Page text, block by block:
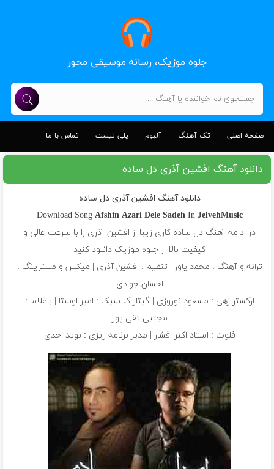
جلوه موزیک، رسانه موسیقی محور
صفحه اصلی تک آهنگ آلبوم پلی لیست تماس با ما
دانلود آهنگ افشین آذری دل ساده
دانلود آهنگ افشین آذری دل ساده
Download Song Afshin Azari Dele SadehIn JelvehMusic
در ادامه آهنگ دل ساده کاری زیبا از افشین آذری را با سرعت عالی و
کیفیت بالا از جلوه موزیک دانلود کنید
ترانه و آهنگ : محمد یاور | تنظیم : افشین آذری | میکس و مسترینگ :
احسان جوادی
ارکستر زهی : مسعود نوروزی | گیتار کلاسیک : امیر اوستا | باغلاما :
مجتبی تقی پور
فلوت : استاد اکبر افشار | مدیر برنامه ریزی : نوید احدی